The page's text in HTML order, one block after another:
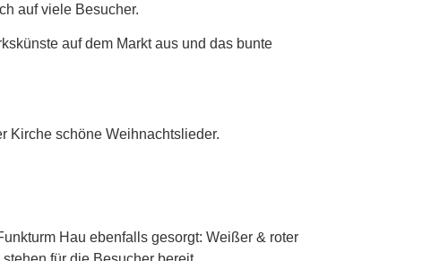
auf viele Besucher.
auf dem Markt aus und das bunte
Kirche schöne Weihnachtslieder.
Hau ebenfalls gesorgt: Weißer & roter